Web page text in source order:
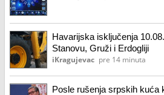
Havarijska isključenja
Stanovu, Gruži i Erdogliji
iKragujevac pre 14 minuta
Posle rušenja srpskih kuća